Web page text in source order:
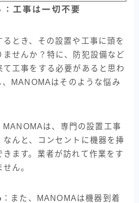
工事は一切不要
とき、その設置や工事に頭を
せんか？特に、防犯設備など
て工事をする必要があると思わ
、MANOMAはそのような悩み
MANOMAは、専門の設置工事
んと、コンセントに機器を挿
ます。業者が訪れて作業をす
ん。
：また、MANOMAは機器到着